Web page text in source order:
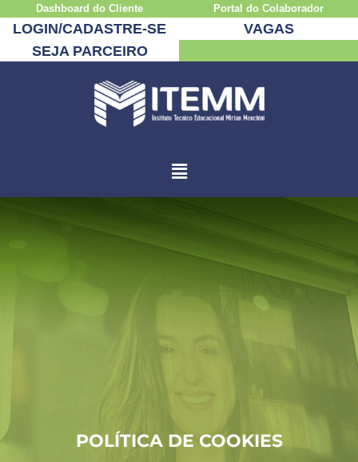
Dashboard do Cliente Portal do Colaborador
LOGIN/CADASTRE-SE
VAGAS
SEJA PARCEIRO
POLÍTICA DE COOKIES